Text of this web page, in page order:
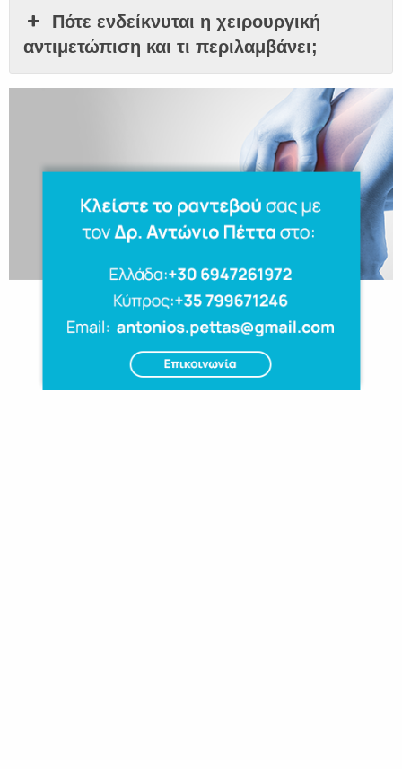
Πότε ενδείκνυται η χειρουργική
αντιμετώπιση και τι περιλαμβάνει;